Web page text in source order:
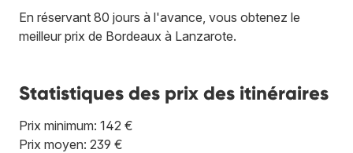
En réservant 80 jours à l'avance, vous obtenez le
meilleur prix de Bordeaux à Lanzarote.
Statistiques des prix des itinéraires
Prix minimum: 142 €
Prix moyen: 239 €